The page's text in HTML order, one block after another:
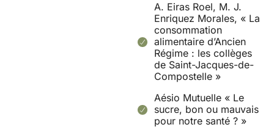
A. Eiras Roel, M. J.
Enriquez Morales, « La
consommation
alimentaire d’Ancien
Régime : les collèges
de Saint-Jacques-de-
Compostelle »
Aésio Mutuelle « Le
sucre, bon ou mauvais
pour notre santé ? »